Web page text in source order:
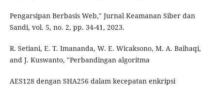
Pengarsipan Berbasis Web," Jurnal Keamanan Siber dan
Sandi, vol. 5, no. 2, pp. 34-41, 2023.
R. Setiani, E. T. Imananda, W. E. Wicaksono, M. A. Baihaqi,
and J. Kuswanto, "Perbandingan algoritma
AES128 dengan SHA256 dalam kecepatan enkripsi